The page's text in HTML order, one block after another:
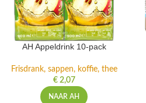
AH Appeldrink 10-pack
Frisdrank, sappen, koffie, thee
€2,07
NAAR AH